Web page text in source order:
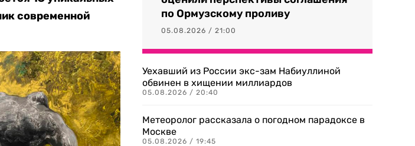
современной
по Ормузскому проливу
05.08.2026 / 21:00
Уехавший из России экс-зам Набиуллиной
обвинен в хищении миллиардов
05.08.2026 / 20:40
Метеоролог рассказала о погодном парадоксе в
Москве
05.08.2026 / 19:45